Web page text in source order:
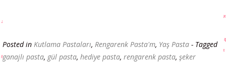
Posted in Kutlama Pastaları, Rengarenk Pasta'm, Yaş Pasta - Tagged
ganajlı pasta, gül pasta, hediye pasta, rengarenk pasta, şeker